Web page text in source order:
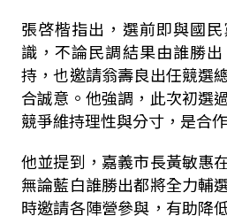
張啓楷指出，選前即與國
識，不論民調結果由誰勝
持，也邀請翁壽良出任競選
合誠意。他強調，此次初選
競爭維持理性與分寸，是合
他並提到，嘉義市長黃敏惠
無論藍白誰勝出都將全力輔
時邀請各陣營參與，有助降